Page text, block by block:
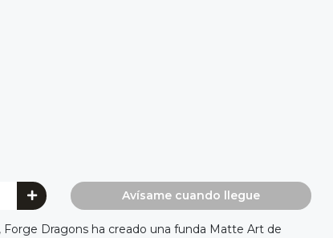
Avísame cuando llegue
Forge Dragons ha creado una funda Matte Art de